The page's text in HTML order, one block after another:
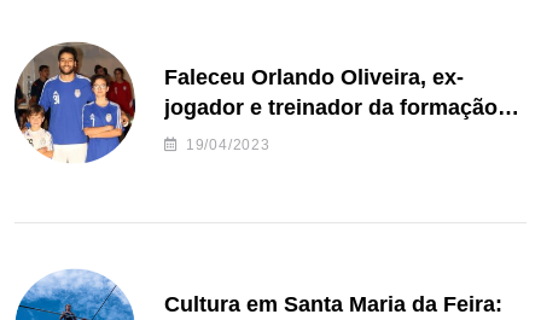
Faleceu Orlando Oliveira, ex-
jogador e treinador da formação
de andebol do Feirense
19/04/2023
Cultura em Santa Maria da Feira: